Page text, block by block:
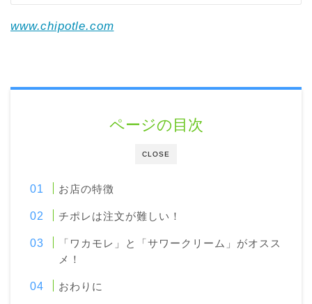
www.chipotle.com
CLOSE
ページの目次
お店の特徴
チポレは注文が難しい！
「ワカモレ」と「サワークリーム」がオスス
メ！
おわりに